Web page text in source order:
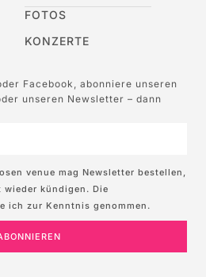
FOTOS
KONZERTE
Facebook, abonniere unseren
unseren Newsletter – dann
venue mag Newsletter bestellen,
kündigen. Die
ich zur Kenntnis genommen.